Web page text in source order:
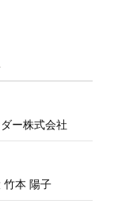
ー株式会社
竹本 陽子